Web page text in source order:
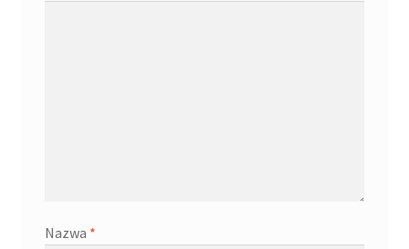
Nazwa *